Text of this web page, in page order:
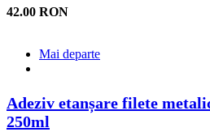
42.00 RON
Mai departe
Adeziv etanșare filete
250ml